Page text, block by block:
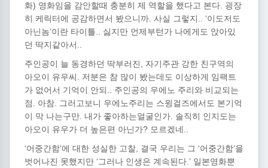
화) 영화임을 감안할때 충분히 제 역할을 했다고 본다. 굉장
히 케릭터에 공감하면서 봤으니까. 사실 그렇지.. ‘이도저도
아닌놈’이란 타이틀.. 싫지만 언제부턴가 나에게도 앉아있
던 딱지같아서..
주인공이 늘 동경하던 딱부러진, 자기주관 강한 친구역의
아오이 유우씨. 저분은 참 많이 봤는데도 이상하게 임팩트
가 없어서 기억이 안되.. 주인공의 우에노 주리와 비교되는
점. 아참. 그러고보니 우에노주리는 스윙걸즈에서도 본기억
이 막 나는구만. 내가 좋아하는얼굴인가. 솔직히 인지도는
아오이 유우가 더 높은편 아닌가? 모르겠네..
‘어중간함’에 대한 성실한 고찰, 결국 우리는 그 ‘어중간함’을
벗어나진 못했지만 ‘그러나 인생은 계속된다.’ 일본영화뿐